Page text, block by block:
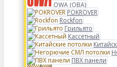
OWA (ОВА)
POKROVER
Rockfon
Грильято
Кассетный
ПВХ панели